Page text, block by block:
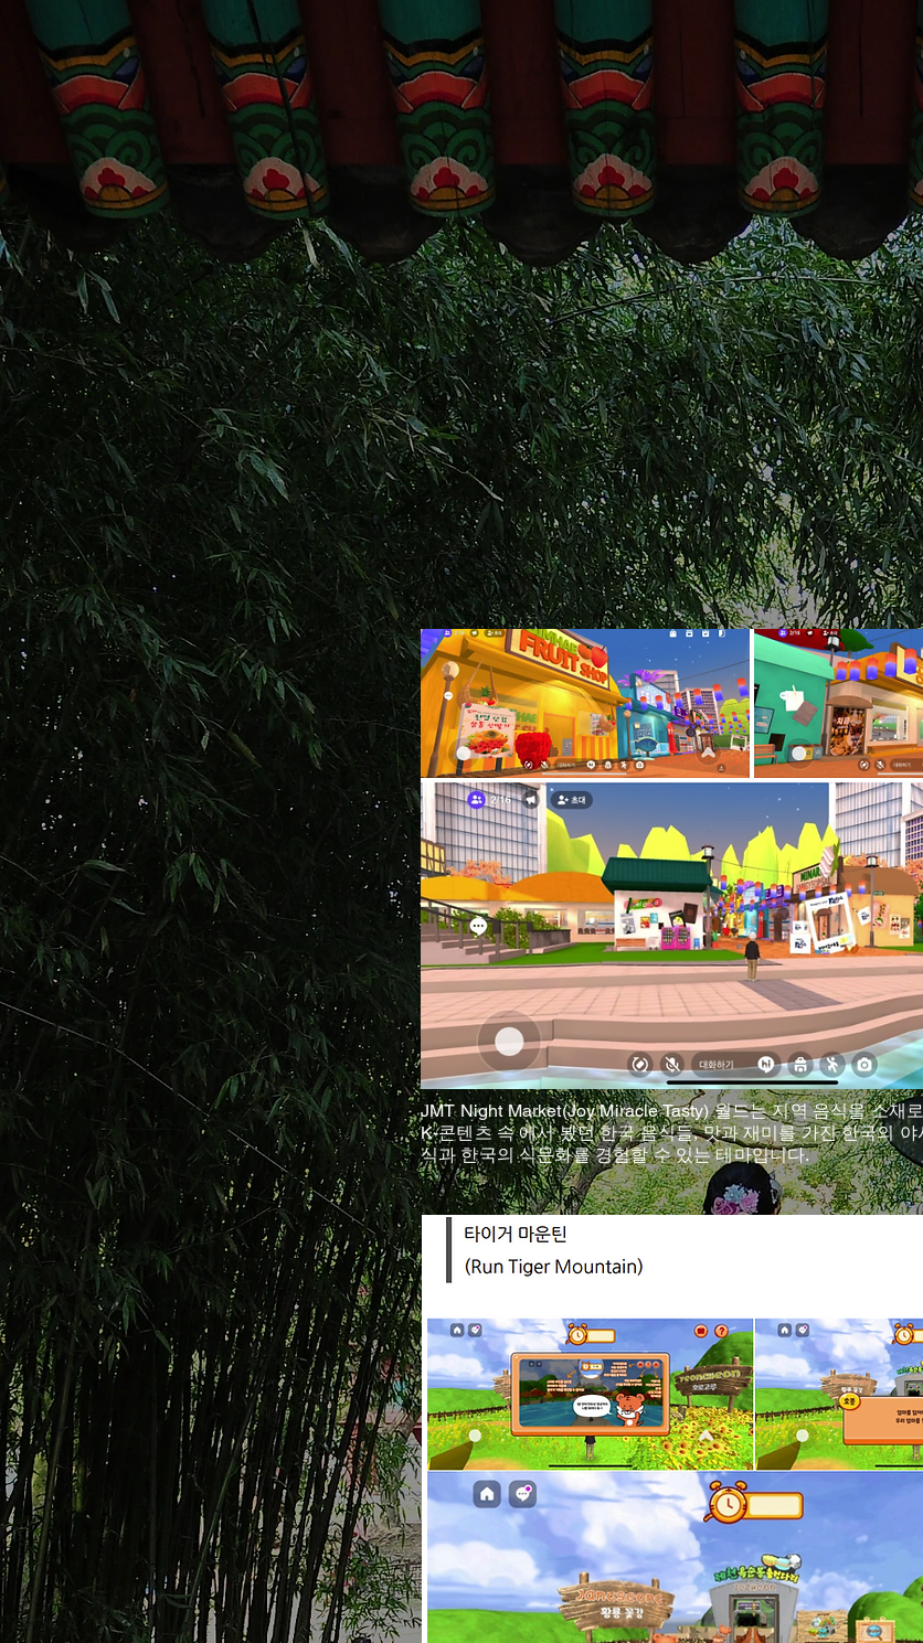
JMT Night Market(Joy Miracle Tasty) 월드는 지역 음식을 소재
K-콘텐츠 속 에서 봤던 한국 음식들, 맛과 재미를 가진 한국의
식과 한국의 식문화를 경험할 수 있는 테마입니다.